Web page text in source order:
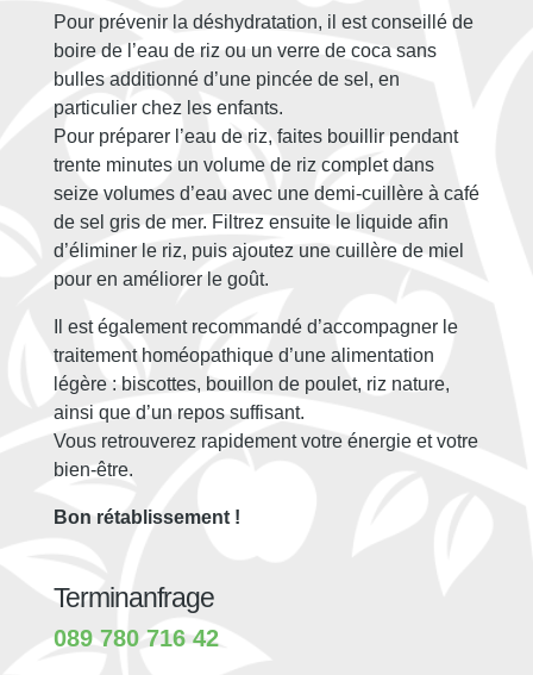
Pour prévenir la déshydratation, il est conseillé de
boire de l’eau de riz ou un verre de coca sans
bulles additionné d’une pincée de sel, en
particulier chez les enfants.
Pour préparer l’eau de riz, faites bouillir pendant
trente minutes un volume de riz complet dans
seize volumes d’eau avec une demi-cuillère à café
de sel gris de mer. Filtrez ensuite le liquide afin
d’éliminer le riz, puis ajoutez une cuillère de miel
pour en améliorer le goût.
Il est également recommandé d’accompagner le
traitement homéopathique d’une alimentation
légère : biscottes, bouillon de poulet, riz nature,
ainsi que d’un repos suffisant.
Vous retrouverez rapidement votre énergie et votre
bien-être.
Bon rétablissement !
Terminanfrage
089 780 716 42